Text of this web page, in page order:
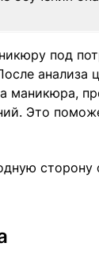
под
анализа
маникюра,
Это
сторону